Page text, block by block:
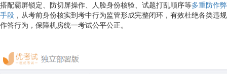
搭配霸屏锁定、防切屏操作、人脸身份核验、试题打乱顺序等多重防作弊
手段 ，从考前身份核实到考中行为监管形成完整闭环，有效杜绝各类违规
作答行为，保障机房统一考试公平公正。